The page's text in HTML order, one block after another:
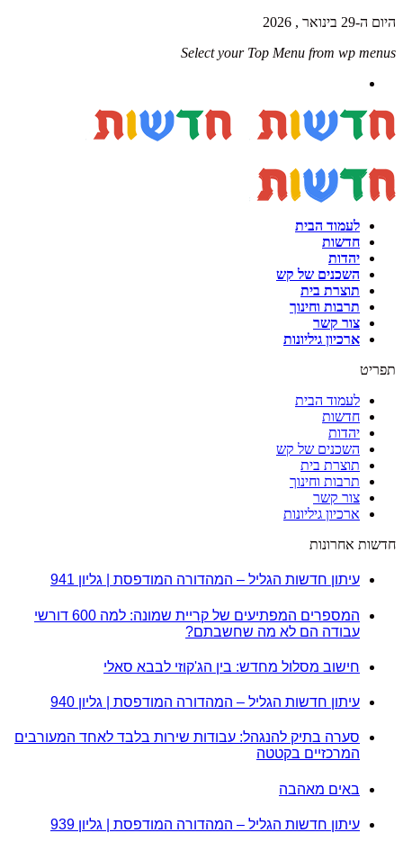
היום ה-29 בינואר , 2026
Select your Top Menu from wp menus
לעמוד הבית
חדשות
יהדות
השכנים של קש
תוצרת בית
תרבות וחינוך
צור קשר
ארכיון גיליונות
תפריט
לעמוד הבית
חדשות
יהדות
השכנים של קש
תוצרת בית
תרבות וחינוך
צור קשר
ארכיון גיליונות
חדשות אחרונות
עיתון חדשות הגליל – המהדורה המודפסת | גליון 941
המספרים המפתיעים של קריית שמונה: למה 600 דורשי
עבודה הם לא מה שחשבתם?
חישוב מסלול מחדש: בין הג'קוזי לבבא סאלי
עיתון חדשות הגליל – המהדורה המודפסת | גליון 940
סערה בתיק להנגהל: עבודות שירות בלבד לאחד המעורבים
המרכזיים בקטטה
באים מאהבה
עיתון חדשות הגליל – המהדורה המודפסת | גליון 939